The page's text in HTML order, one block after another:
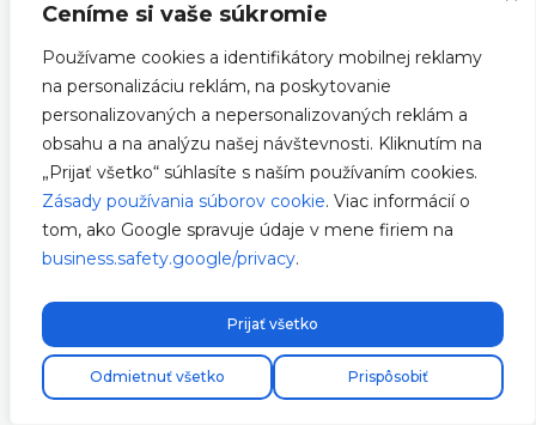
Ceníme si vaše súkromie
Používame cookies a identifikátory mobilnej reklamy
na personalizáciu reklám, na poskytovanie
personalizovaných a nepersonalizovaných reklám a
obsahu a na analýzu našej návštevnosti. Kliknutím na
„Prijať všetko“ súhlasíte s naším používaním cookies.
Zásady používania súborov cookie. Viac informácií o
tom, ako Google spravuje údaje v mene firiem na
business.safety.google/privacy.
Prispôsobiť
Odmietnuť všetko
Prijať všetko